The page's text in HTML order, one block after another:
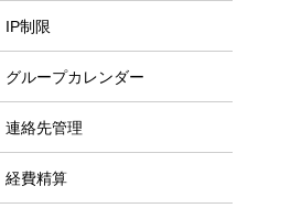
IP制限
グループカレンダー
連絡先管理
経費精算